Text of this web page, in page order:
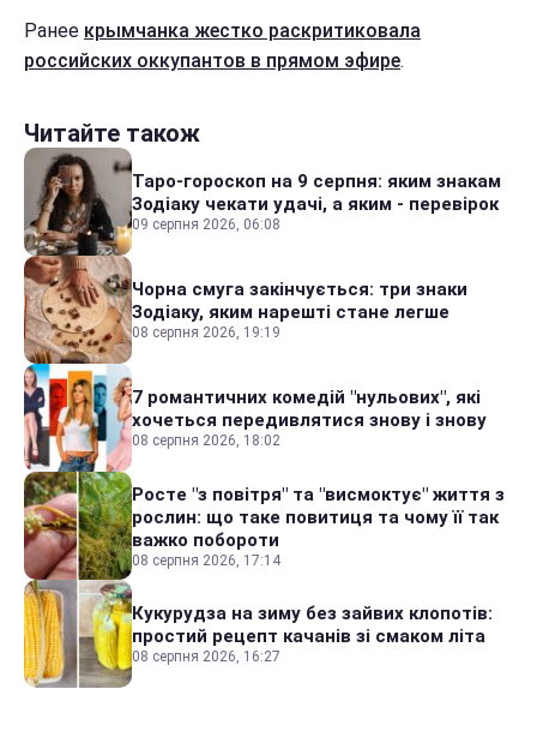
Ранее крымчанка жестко раскритиковала
российских оккупантов в прямом эфире.
Читайте також
Таро-гороскоп на 9 серпня: яким знакам
Зодіаку чекати удачі, а яким - перевірок
09 серпня 2026, 06:08
Чорна смуга закінчується: три знаки
Зодіаку, яким нарешті стане легше
08 серпня 2026, 19:19
7 романтичних комедій "нульових", які
хочеться передивлятися знову і знову
08 серпня 2026, 18:02
Росте "з повітря" та "висмоктує" життя з
рослин: що таке повитиця та чому її так
важко побороти
08 серпня 2026, 17:14
Кукурудза на зиму без зайвих клопотів:
простий рецепт качанів зі смаком літа
08 серпня 2026, 16:27